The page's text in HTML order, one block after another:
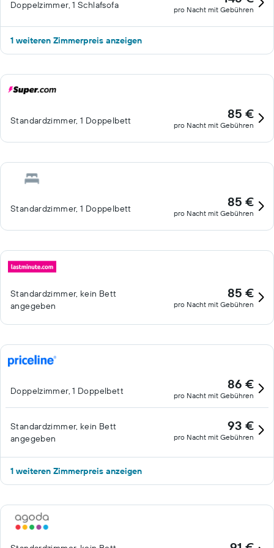
Doppelzimmer, 1 Schlafsofa pro Nacht mit Gebühren
1 weiteren Zimmerpreis anzeigen
Standardzimmer, 1 Doppelbett 85 €
pro Nacht mit Gebühren
Standardzimmer, 1 Doppelbett 85 €
pro Nacht mit Gebühren
Standardzimmer, kein Bett
angegeben
85 €
pro Nacht mit Gebühren
Doppelzimmer, 1 Doppelbett 86 €
pro Nacht mit Gebühren
Standardzimmer, kein Bett
angegeben
93 €
pro Nacht mit Gebühren
1 weiteren Zimmerpreis anzeigen